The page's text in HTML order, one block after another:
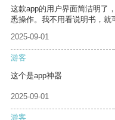
这款app的用户界面简洁明了
悉操作。我不用看说明书，就
2025-09-01
游客
这个是app神器
2025-09-01
游客